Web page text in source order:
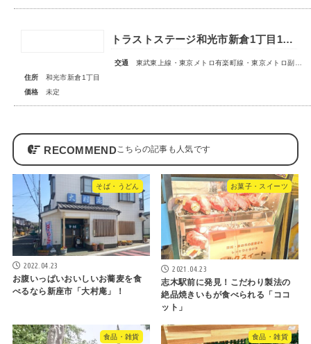
トラストステージ和光市新倉1丁目18期 全6区画■第1期分譲 販売予告■
交通
東武東上線・東京メトロ有楽町線・東京メトロ副都心線「和光市」駅 徒歩14～15分
住所
和光市新倉1丁目
価格
未定
RECOMMEND
そば・うどん
2022.04.23
お腹いっぱいおいしいお蕎麦を食
べるなら新座市「大村庵」！
お菓子・スイーツ
2021.04.23
志木駅前に発見！こだわり製法の
絶品焼きいもが食べられる「ココ
ット」
食品・雑貨 食品・雑貨